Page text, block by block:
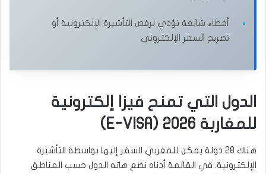
أخطاء شائعة تؤدي لرفض التأشيرة الإلكترونية أو
تصريح السفر الإلكتروني
الدول التي تمنح فيزا إلكترونية
للمغاربة 2026 (
E-VISA)
هناك 28 دولة يمكن للمغربي السفر إليها بواسطة التأشيرة
الإلكترونية. في القائمة أدناه نضع هاته الدول حسب المناطق